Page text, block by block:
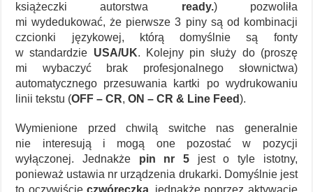
książeczki autorstwa ready.) pozwoliła
mi wydedukować, że pierwsze 3 piny są od kombinacji
czcionki językowej, którą domyślnie są fonty
w standardzie USA/UK. Kolejny pin służy do (proszę
mi wybaczyć brak profesjonalnego słownictwa)
automatycznego przesuwania kartki po wydrukowaniu
linii tekstu (OFF – CR,ON – CR & Line Feed).
Wymienione przed chwilą switche nas generalnie
nie interesują i mogą one pozostać w pozycji
wyłączonej. Jednakże pin nr 5 jest o tyle istotny,
ponieważ ustawia nr urządzenia drukarki. Domyślnie jest